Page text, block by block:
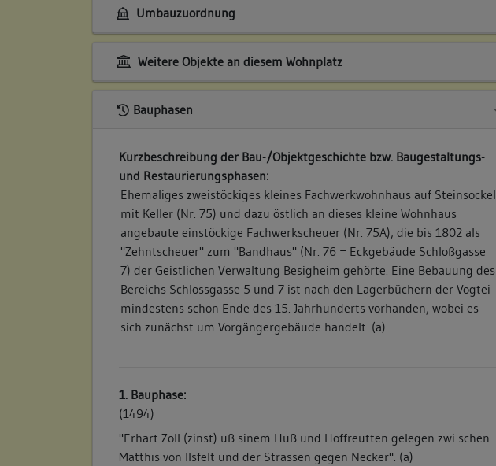
Umbauzuordnung
Weitere Objekte an diesem Wohnplatz
Bauphasen
Kurzbeschreibung der Bau-/Objektgeschichte bzw. Baugestaltungs-
und Restaurierungsphasen:
Ehemaliges zweistöckiges kleines Fachwerkwohnhaus auf Steinsockel
mit Keller (Nr. 75) und dazu östlich an dieses kleine Wohnhaus
angebaute einstöckige Fachwerkscheuer (Nr. 75A), die bis 1802 als
"Zehntscheuer" zum "Bandhaus" (Nr. 76 = Eckgebäude Schloßgasse
7) der Geistlichen Verwaltung Besigheim gehörte. Eine Bebauung des
Bereichs Schlossgasse 5 und 7 ist nach den Lagerbüchern der Vogtei
mindestens schon Ende des 15. Jahrhunderts vorhanden, wobei es
sich zunächst um Vorgängergebäude handelt. (a)
1. Bauphase:
(1494)
"Erhart Zoll (zinst) uß sinem Huß und Hoffreutten gelegen zwi schen
Matthis von Ilsfelt und der Strassen gegen Necker". (a)